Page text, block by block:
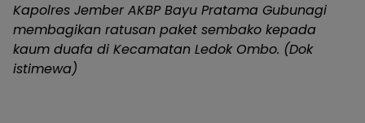
Kapolres Jember AKBP Bayu Pratama Gubunagi
membagikan ratusan paket sembako kepada
kaum duafa di Kecamatan Ledok Ombo. (Dok
istimewa)